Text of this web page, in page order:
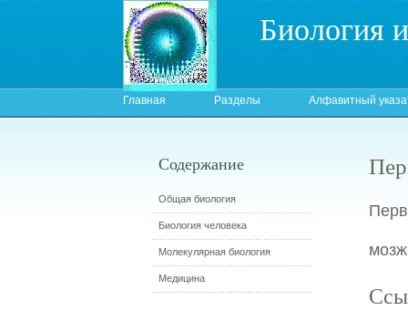
Биология
Главная Разделы Алфавитный
Содержание
Общая биология
Биология человека
Молекулярная биология
Медицина